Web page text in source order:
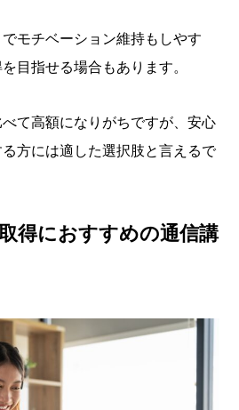
モチベーション維持もしやす
目指せる場合もあります。
て高額になりがちですが、安心
方には適した選択肢と言えるで
得におすすめの通信講